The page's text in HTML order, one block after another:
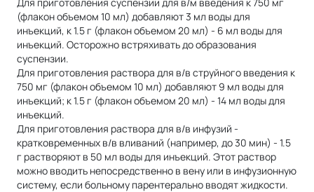
(флакон объемом 10 мл) добавляют 3 мл воды для
инъекций, к 1.5 г (флакон объемом 20 мл) - 6 мл воды для
инъекций. Осторожно встряхивать до образования
суспензии.
Для приготовления раствора для в/в струйного введения к
750 мг (флакон объемом 10 мл) добавляют 9 мл воды для
инъекций; к 1.5 г (флакон объемом 20 мл) - 14 мл воды для
инъекций.
Для приготовления раствора для в/в инфузий -
кратковременных в/в вливаний (например, до 30 мин) - 1.5
г растворяют в 50 мл воды для инъекций. Этот раствор
можно вводить непосредственно в вену или в инфузионную
систему, если больному парентерально вводят жидкости.